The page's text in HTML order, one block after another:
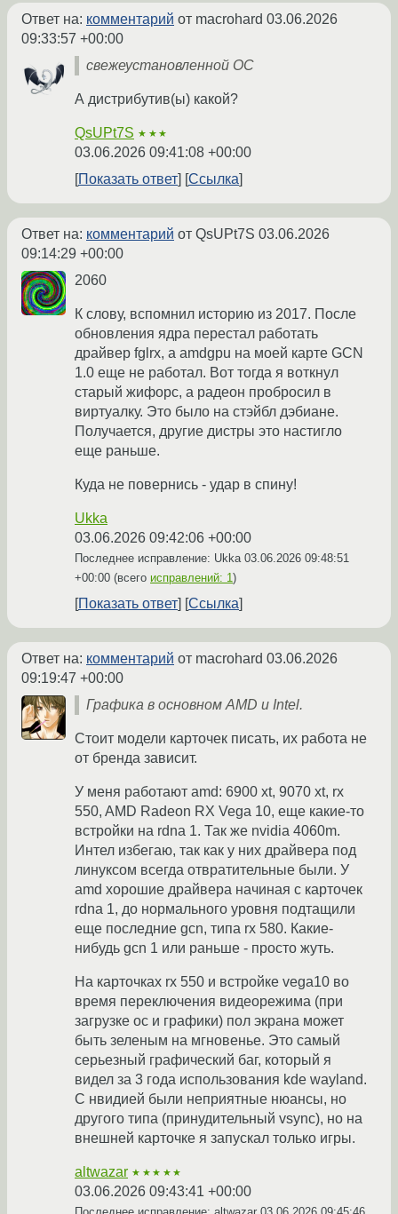
Ответ на: комментарий от macrohard 03.06.2026
09:33:57 +00:00
свежеустановленной ОС
А дистрибутив(ы) какой?
QsUPt7S ★★★
03.06.2026 09:41:08 +00:00
Показать ответ
Ссылка
Ответ на: комментарий от QsUPt7S 03.06.2026
09:14:29 +00:00
2060
К слову, вспомнил историю из 2017. После
обновления ядра перестал работать
драйвер fglrx, а amdgpu на моей карте GCN
1.0 еще не работал. Вот тогда я воткнул
старый жифорс, а радеон пробросил в
виртуалку. Это было на стэйбл дэбиане.
Получается, другие дистры это настигло
еще раньше.
Куда не повернись - удар в спину!
Ukka
03.06.2026 09:42:06 +00:00
Последнее исправление: Ukka 03.06.2026 09:48:51
+00:00 (всего исправлений: 1 )
Показать ответ Ссылка
Ответ на: комментарий от macrohard 03.06.2026
09:19:47 +00:00
Графика в основном AMD и Intel.
Стоит модели карточек писать, их работа не
от бренда зависит.
У меня работают amd: 6900 xt, 9070 xt, rx
550, AMD Radeon RX Vega 10, еще какие-то
встройки на rdna 1. Так же nvidia 4060m.
Интел избегаю, так как у них драйвера под
линуксом всегда отвратительные были. У
amd хорошие драйвера начиная с карточек
rdna 1, до нормального уровня подтащили
еще последние gcn, типа rx 580. Какие-
нибудь gcn 1 или раньше - просто жуть.
На карточках rx 550 и встройке vega10 во
время переключения видеорежима (при
загрузке ос и графики) пол экрана может
быть зеленым на мгновенье. Это самый
серьезный графический баг, который я
видел за 3 года использования kde wayland.
С нвидией были неприятные нюансы, но
другого типа (принудительный vsync), но на
внешней карточке я запускал только игры.
altwazar ★★★★★
03.06.2026 09:43:41 +00:00